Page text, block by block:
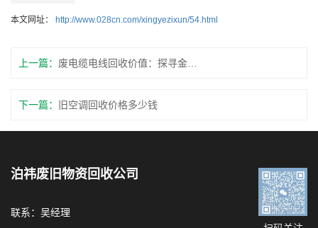
本文网址： http://www.028cn.com/xingyezixun/54.html
上一篇： 废电缆电线回收价值：探寻金属的新生命
下一篇： 旧空调回收价格多少钱
泊祎废旧物资回收公司
联系：吴经理